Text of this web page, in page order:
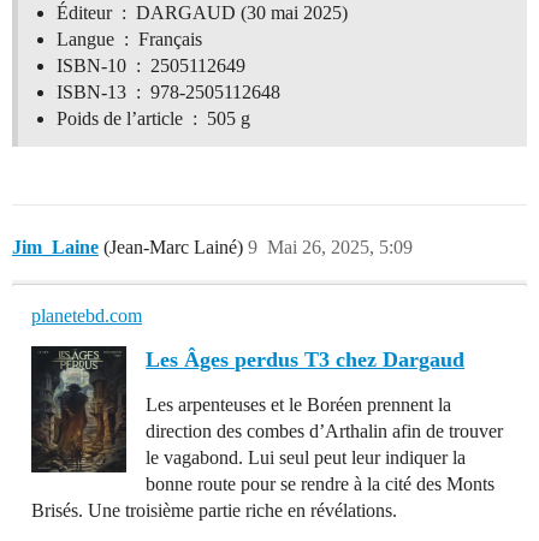
Éditeur ‏ : ‎ DARGAUD (30 mai 2025)
Langue ‏ : ‎ Français
ISBN-10 ‏ : ‎ 2505112649
ISBN-13 ‏ : ‎ 978-2505112648
Poids de l’article ‏ : ‎ 505 g
Jim_Laine (Jean-Marc Lainé) Mai 26, 2025, 5:09
9
planetebd.com
Les Âges perdus T3 chez Dargaud
Les arpenteuses et le Boréen prennent la
direction des combes d’Arthalin afin de trouver
le vagabond. Lui seul peut leur indiquer la
bonne route pour se rendre à la cité des Monts
Brisés. Une troisième partie riche en révélations.